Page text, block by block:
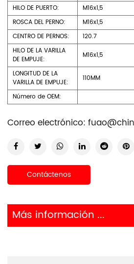
HILO DE PUERTO:
M16x1,5
ROSCA DEL PERNO:
M16x1,5
CENTRO DE PERNOS:
120.7
HILO DE LA VARILLA
DE EMPUJE:
M16x1,5
LONGITUD DE LA
VARILLA DE EMPUJE:
110MM
Número de OEM:
Correo electrónico:
Contáctenos
Más información ...